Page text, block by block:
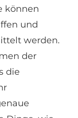
können
und
werden.
der
die